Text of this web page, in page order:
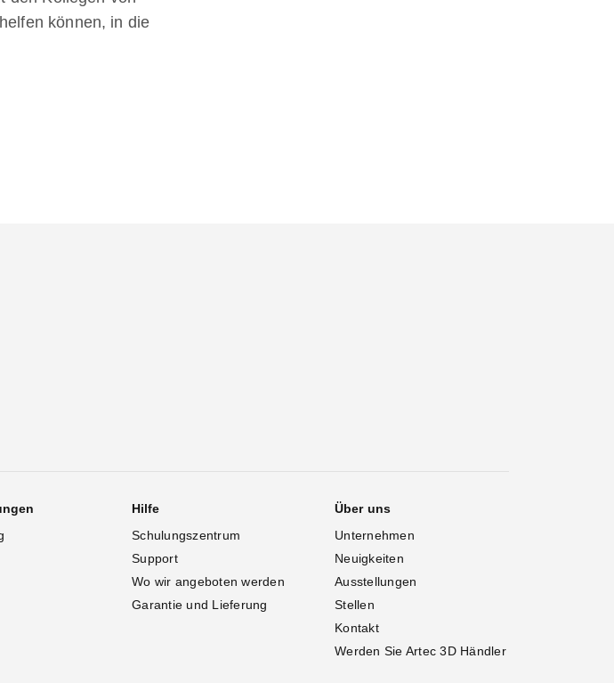
können, in die
Hilfe
Schulungszentrum
Support
Wo wir angeboten werden
Garantie und Lieferung
Über uns
Unternehmen
Neuigkeiten
Ausstellungen
Stellen
Kontakt
Werden Sie Artec 3D Händler